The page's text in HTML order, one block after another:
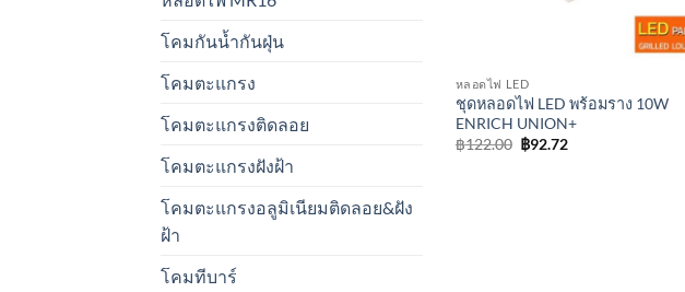
โคมกันน้ำกันฝุ่น
โคมตะแกรง
โคมตะแกรงติดลอย
โคมตะแกรงฝังฝ้า
โคมตะแกรงอลูมิเนียมติดลอย&ฝัง
ฝ้า
โคมทีบาร์
หลอดไฟ LED
ชุดหลอดไฟ LED พร้อมราง 10W
ENRICH UNION+
฿122.00 Original
price
฿92.72Current